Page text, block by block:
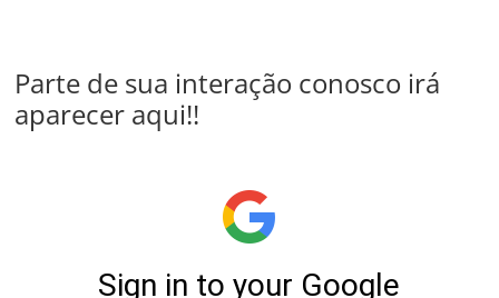
Parte de sua interação conosco irá
aparecer aqui!!